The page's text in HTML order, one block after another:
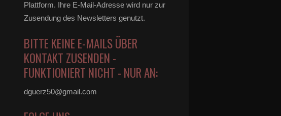
Plattform. Ihre E-Mail-Adresse wird nur zur
Zusendung des Newsletters genutzt.
BITTE KEINE E-MAILS ÜBER
KONTAKT ZUSENDEN -
FUNKTIONIERT NICHT - NUR AN:
dguerz50@gmail.com